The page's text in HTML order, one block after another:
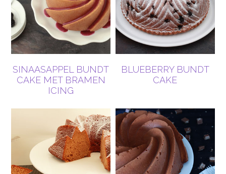
SINAASAPPEL BUNDT
CAKE MET BRAMEN
ICING
BLUEBERRY BUNDT
CAKE